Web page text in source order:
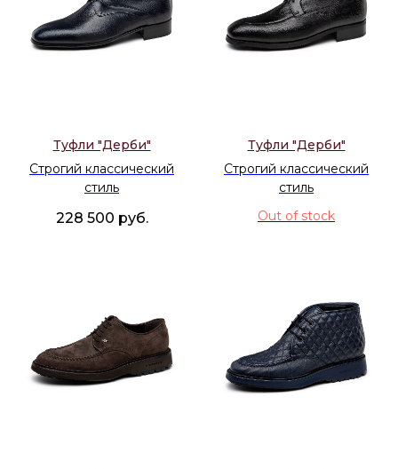
Туфли "Дерби"
Строгий классический
стиль
228 500 руб.
Туфли "Дерби"
Строгий классический
стиль
Out of stock